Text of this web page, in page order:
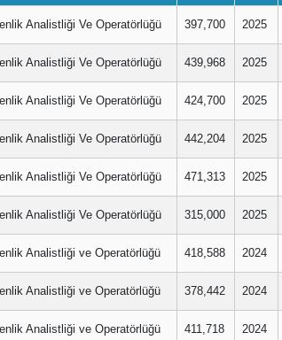
Analistliği Ve Operatörlüğü 397,700 2025
Analistliği Ve Operatörlüğü 439,968 2025
Analistliği Ve Operatörlüğü 424,700 2025
Analistliği Ve Operatörlüğü 442,204 2025
Analistliği Ve Operatörlüğü 471,313 2025
Analistliği Ve Operatörlüğü 315,000 2025
Analistliği ve Operatörlüğü 418,588 2024
Analistliği ve Operatörlüğü 378,442 2024
Analistliği ve Operatörlüğü 411,718 2024